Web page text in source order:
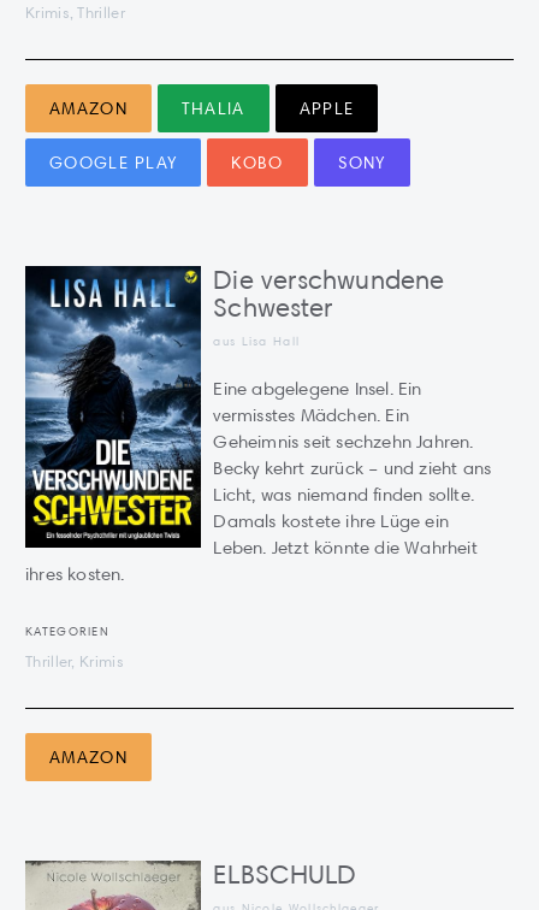
Krimis, Thriller
AMAZON THALIA APPLE
GOOGLE PLAY KOBO SONY
Die verschwundene
Schwester
aus Lisa Hall
Eine abgelegene Insel. Ein
vermisstes Mädchen. Ein
Geheimnis seit sechzehn Jahren.
Becky kehrt zurück – und zieht ans
Licht, was niemand finden sollte.
Damals kostete ihre Lüge ein
Leben. Jetzt könnte die Wahrheit
ihres kosten.
KATEGORIEN
Thriller, Krimis
AMAZON
ELBSCHULD